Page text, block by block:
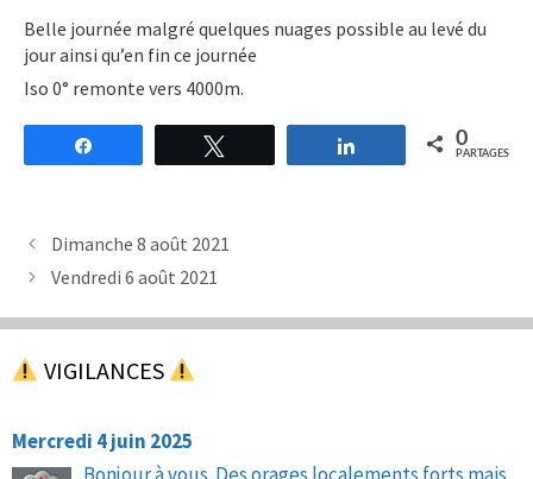
Belle journée malgré quelques nuages possible au levé du
jour ainsi qu’en fin ce journée
Iso 0° remonte vers 4000m.
Partagez 0
PARTAGES
Dimanche 8 août 2021
Vendredi 6 août 2021
VIGILANCES
Mercredi 4 juin 2025